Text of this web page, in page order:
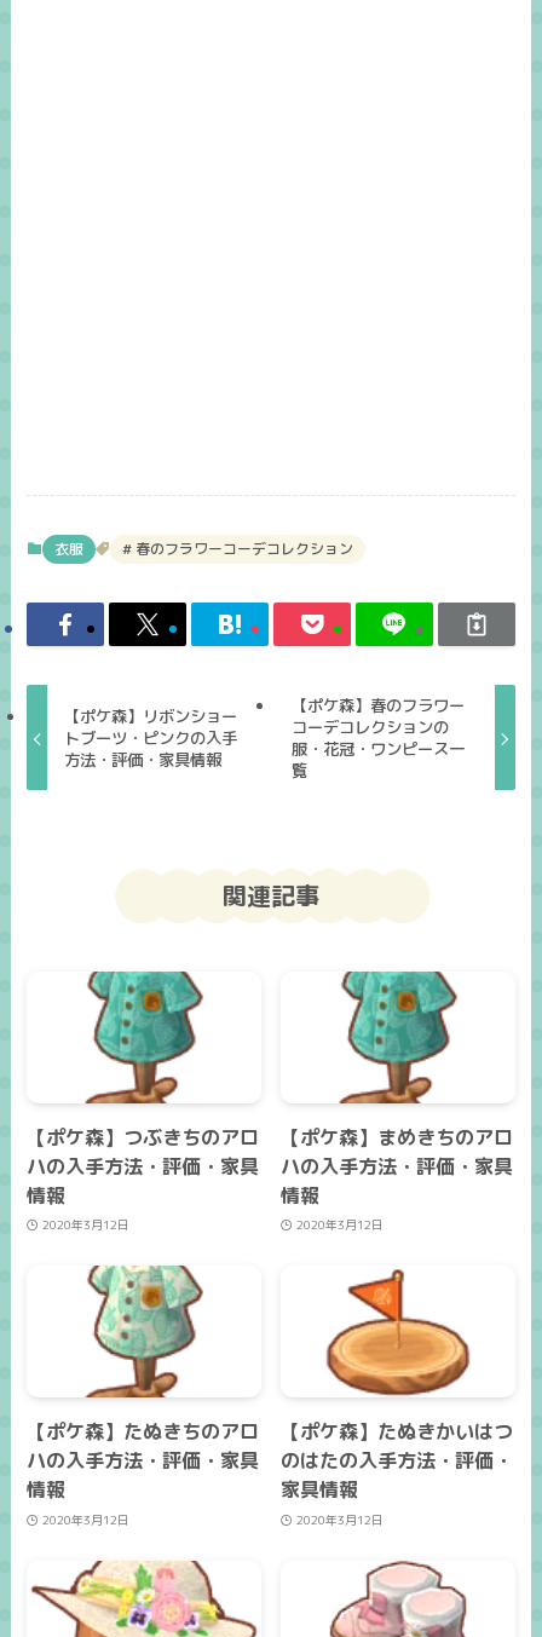
衣服 春のフラワーコーデコレクション
【ポケ森】リボンショー
トブーツ・ピンクの入手
方法・評価・家具情報
【ポケ森】春のフラワー
コーデコレクションの
服・花冠・ワンピース一
覧
関連記事
【ポケ森】つぶきちのアロ
ハの入手方法・評価・家具
情報
2020年3月12日
【ポケ森】まめきちのアロ
ハの入手方法・評価・家具
情報
2020年3月12日
【ポケ森】たぬきちのアロ
ハの入手方法・評価・家具
情報
2020年3月12日
【ポケ森】たぬきかいはつ
のはたの入手方法・評価・
家具情報
2020年3月12日